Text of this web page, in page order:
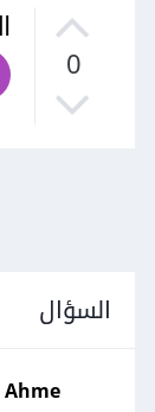
0
السؤال